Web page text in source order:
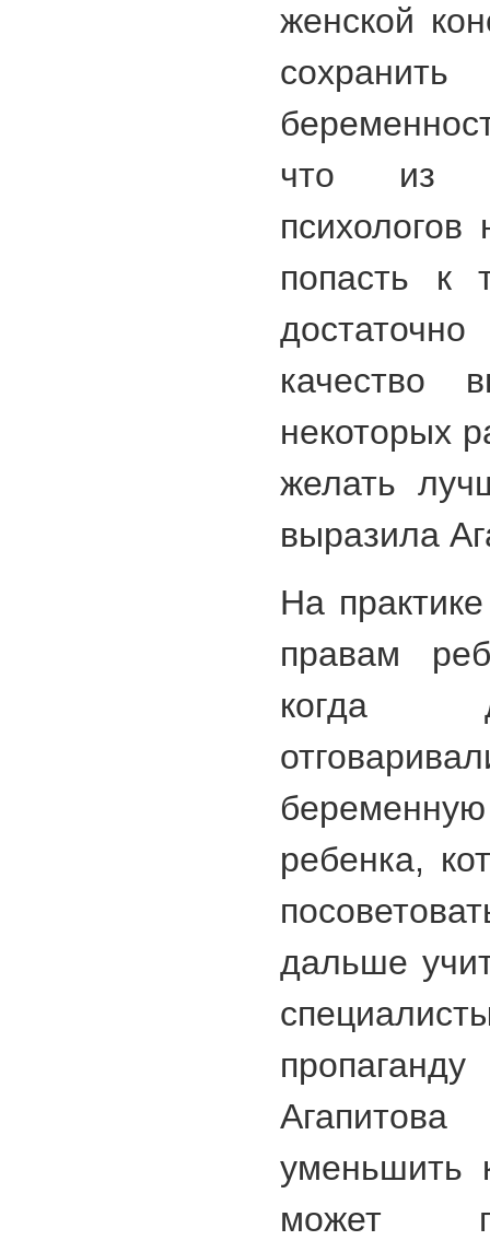
женской
что из
попасть к
качество
некоторых
желать
выразила
На
правам
когда
ребенка,
дальше
уменьшить
может